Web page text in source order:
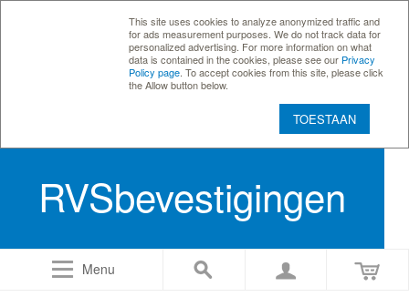
This site uses cookies to analyze anonymized traffic and
for ads measurement purposes. We do not track data for
personalized advertising. For more information on what
data is contained in the cookies, please see our Privacy
Policy page . To accept cookies from this site, please click
the Allow button below.
TOESTAAN
RVSbevestigingen
Menu